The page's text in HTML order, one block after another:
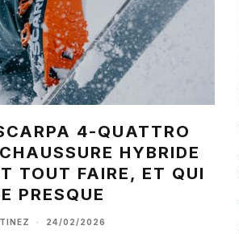
4-QUATTRO
HYBRIDE
TOUT FAIRE, ET QUI
PRESQUE
· 24/02/2026